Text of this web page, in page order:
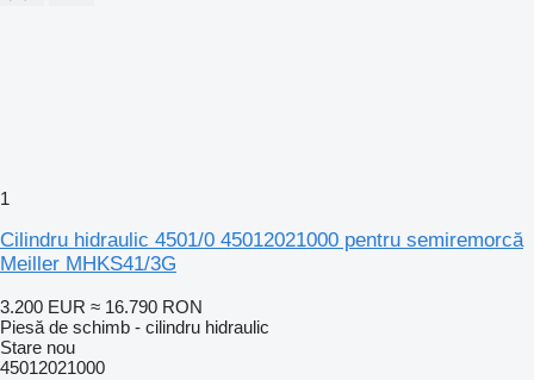
1
Cilindru hidraulic 4501/0 45012021000 pentru semiremorcă
Meiller MHKS41/3G
3.200 EUR ≈ 16.790 RON
Piesă de schimb - cilindru hidraulic
Stare nou
45012021000